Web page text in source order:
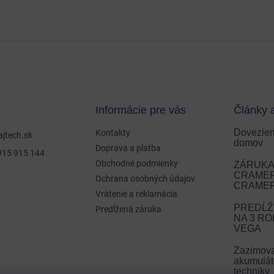
915 144
Informácie pre vás
Kontakty
Doprava a platba
Obchodné podmienky
Ochrana osobných údajov
Vrátenie a reklamácia
Predĺžená záruka
Články
domov
NA 3
VEGA
techniky